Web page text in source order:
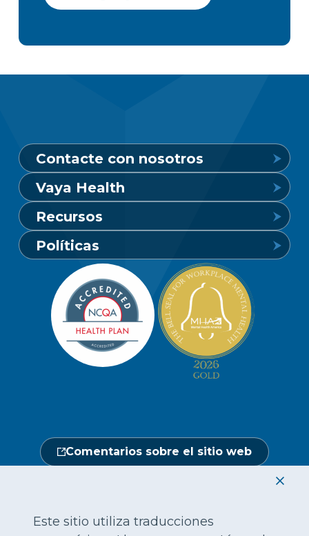
Contacte con nosotros
Línea de crisis de salud mental
24 horas al día, 7 días a la semana
1-800-849-6127
Línea de atención a socios y
beneficiarios
Abierto de lunes a sábado, de 7.00 a
18.00 h.
24 horas al día, 7 días a la semana
Vaya Health
Conozca Vaya
Carreras profesionales
Redacción
Ubicaciones
Calendario de actos
Recursos
Buscar un proveedor
Portal de miembros
Hágase un chequeo médico
Central de proveedores
Políticas
Política de privacidad de los miembros
Política de privacidad del sitio web
No discriminación
Comentarios sobre el sitio web
|
العربية|Русский | Tagalo| ગુજરાતી |Mon-Khmer
Este sitio utiliza traducciones